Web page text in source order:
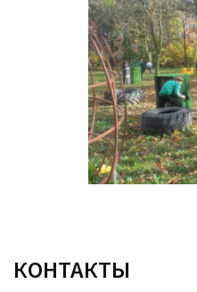
КОНТАКТЫ